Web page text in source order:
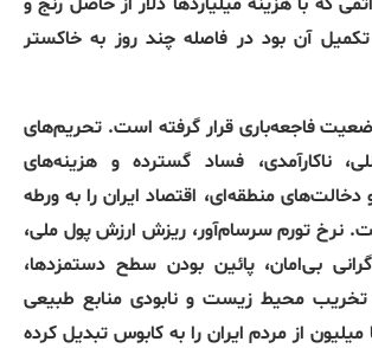
آن بود در فاصله چند روز به خاکستر
فاجعه‌باری قرار گرفته است. تحریم‌های
ناکارآمدی، فساد گسترده و هزینه‌های
منطقه‌ای، اقتصاد ایران را به ورطه
نرخ تورم سرسام‌آور، ریزش ارزش پول ملی،
بی‌امان، پائین بودن سطح دستمزدها،
تخریب محیط زیست و نابودی منابع طبیعی
از مردم ایران را به کابوس تبدیل کرده